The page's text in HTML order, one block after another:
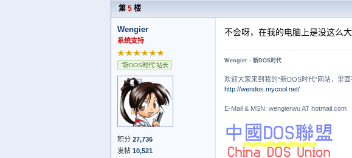
第 5 楼
Wengier
系统支持
★★★★★★
“新DOS时代”站长
积分 27,736
发帖 10,521
不会呀，在我的电脑上是没这么
Wengier - 新DOS时代
欢迎大家来到我的“新DOS时代”网站，里
http://wendos.mycool.net/
E-Mail & MSN: wengierwu AT hotmail.com